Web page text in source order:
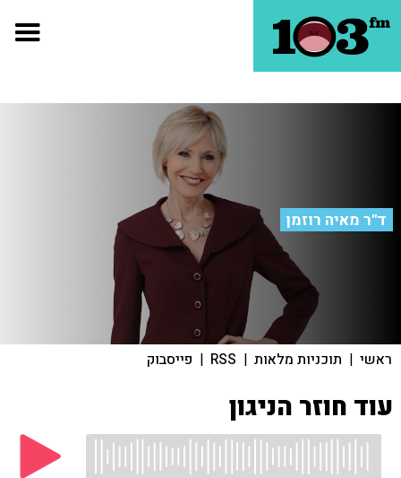
ד"ר מאיה רוזמן
ראשי | תוכניות מלאות |
RSS
| פייסבוק
עוד חוזר הניגון